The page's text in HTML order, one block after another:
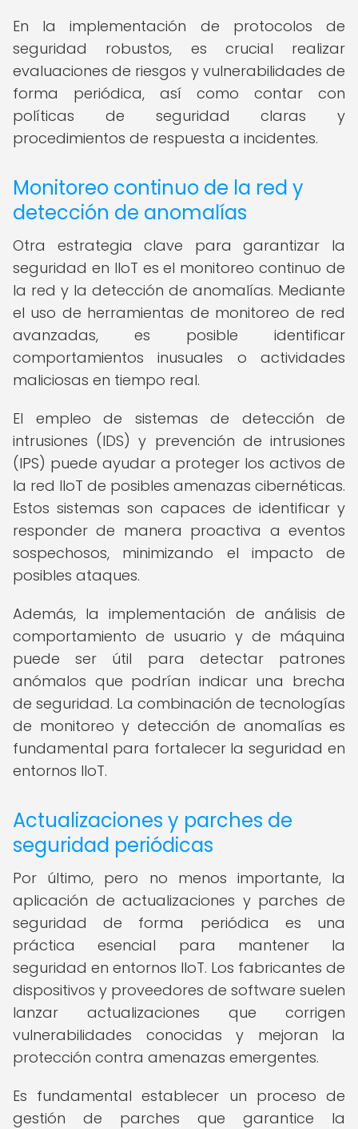
En la implementación de protocolos de
seguridad robustos, es crucial realizar
evaluaciones de riesgos y vulnerabilidades de
forma periódica, así como contar con
políticas de seguridad claras y
procedimientos de respuesta a incidentes.
Monitoreo continuo de la red y
detección de anomalías
Otra estrategia clave para garantizar la
seguridad en IIoT es el monitoreo continuo de
la red y la detección de anomalías. Mediante
el uso de herramientas de monitoreo de red
avanzadas, es posible identificar
comportamientos inusuales o actividades
maliciosas en tiempo real.
El empleo de sistemas de detección de
intrusiones (IDS) y prevención de intrusiones
(IPS) puede ayudar a proteger los activos de
la red IIoT de posibles amenazas cibernéticas.
Estos sistemas son capaces de identificar y
responder de manera proactiva a eventos
sospechosos, minimizando el impacto de
posibles ataques.
Además, la implementación de análisis de
comportamiento de usuario y de máquina
puede ser útil para detectar patrones
anómalos que podrían indicar una brecha
de seguridad. La combinación de tecnologías
de monitoreo y detección de anomalías es
fundamental para fortalecer la seguridad en
entornos IIoT.
Actualizaciones y parches de
seguridad periódicas
Por último, pero no menos importante, la
aplicación de actualizaciones y parches de
seguridad de forma periódica es una
práctica esencial para mantener la
seguridad en entornos IIoT. Los fabricantes de
dispositivos y proveedores de software suelen
lanzar actualizaciones que corrigen
vulnerabilidades conocidas y mejoran la
protección contra amenazas emergentes.
Es fundamental establecer un proceso de
gestión de parches que garantice la